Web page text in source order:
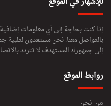
إذا كنت بحاجة إلى أي معلومات
بالتواصل معنا. نحن مستعدون لتلبية
إلى جمهورك المستهدف لا تتردد
روابط الموقع